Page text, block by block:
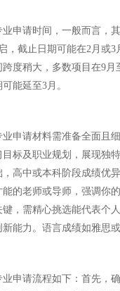
申请时间，一般而言，
，截止日期可能在2月或3
度稍大，多数项目在9月
能延至3月。
申请材料需准备全面且
标及职业规划，展现独
高中或本科阶段成绩优
的老师或导师，强调你
，需精心挑选能代表个
能力。语言成绩如雅思或
申请流程如下：首先，